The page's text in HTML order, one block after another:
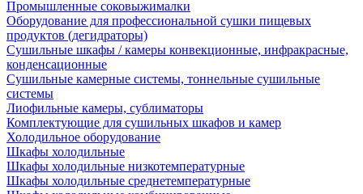
Промышленные соковыжималки
Оборудование для профессиональной сушки пищевых
продуктов (дегидраторы)
Сушильные шкафы / камеры конвекционные, инфракрасные,
конденсационные
Сушильные камерные системы, тоннельные сушильные
системы
Лиофильные камеры, сублиматоры
Комплектующие для сушильных шкафов и камер
Холодильное оборудование
Шкафы холодильные
Шкафы холодильные низкотемпературные
Шкафы холодильные среднетемпературные